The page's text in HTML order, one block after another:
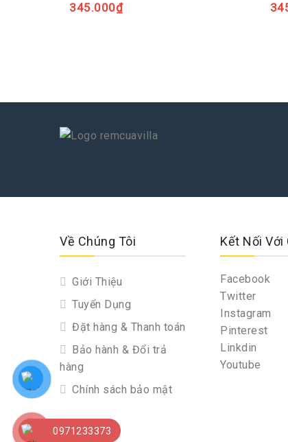
345.000₫
Về Chúng Tôi
Giới Thiệu
Tuyển Dụng
Đặt hàng & Thanh toán
Bảo hành & Đổi trả
hàng
Chính sách bảo mật
Kết Nối Với
Facebook
Twitter
Instagram
Pinterest
Linkdin
Youtube
0971233373